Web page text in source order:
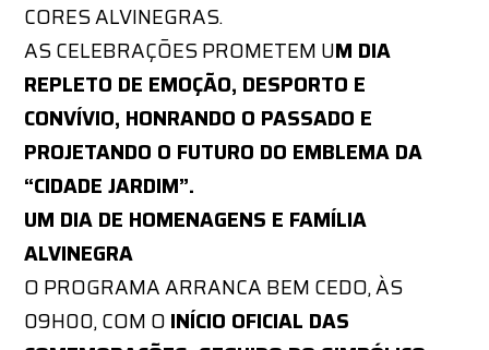
CORES ALVINEGRAS.
AS CELEBRAÇÕES PROMETEM UM DIA
REPLETO DE EMOÇÃO, DESPORTO E
CONVÍVIO, HONRANDO O PASSADO E
PROJETANDO O FUTURO DO EMBLEMA DA
“CIDADE JARDIM”.
UM DIA DE HOMENAGENS E FAMÍLIA
ALVINEGRA
O PROGRAMA ARRANCA BEM CEDO, ÀS
09H00, COM O INÍCIO OFICIAL DAS